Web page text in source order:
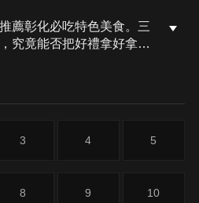
薦彰化必吃特色美食。三
究竟能否把好禮拿好拿
3 4 5
8 9 10